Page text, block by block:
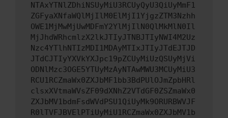
NTAxYTNlZDhiNSUyMiU3RCUyQyU3QiUyMmF1
ZGFyaXNfaWQlMjIlM0ElMjI1YjgzZTM3Nzhh
OWE1MjMwMjUwMDFmY2YlMjIlN0QlMkMlN0Il
MjJhdWRhcmlzX2lkJTIyJTNBJTIyNWI4M2Uz
Nzc4YTlhNTIzMDI1MDAyMTIxJTIyJTdEJTJD
JTdCJTIyYXVkYXJpc19pZCUyMiUzQSUyMjVi
ODNlMzc3OGE5YTUyMzAyNTAwMWU3MCUyMiU3
RCU1RCZmaWx0ZXJbMF1bb3BdPUlOJmZpbHRl
clsxXVtmaWVsZF09dXNhZ2VTdGF0ZSZmaWx0
ZXJbMV1bdmFsdWVdPSU1QiUyMk9ORURBWVJF
R0lTVFJBVElPTiUyMiU1RCZmaWx0ZXJbMV1b